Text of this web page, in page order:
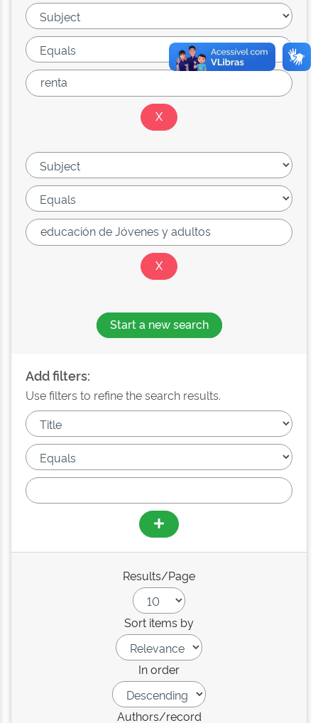
Start a new search
Add filters:
Use filters to refine the search results.
Results/Page
Sort items by
In order
Authors/record